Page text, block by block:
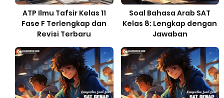
ATP Ilmu Tafsir Kelas 11
Fase F Terlengkap dan
Revisi Terbaru
Soal Bahasa Arab SAT
Kelas 8: Lengkap dengan
Jawaban